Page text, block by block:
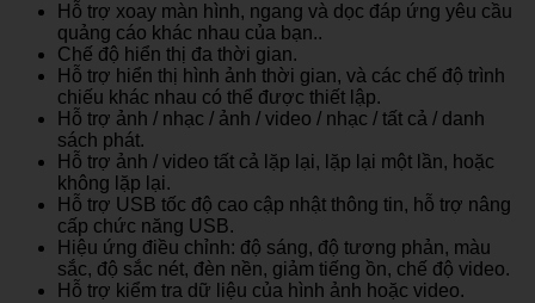
Hỗ trợ xoay màn hình, ngang và dọc đáp ứng yêu cầu
quảng cáo khác nhau của bạn..
Chế độ hiển thị đa thời gian.
Hỗ trợ hiển thị hình ảnh thời gian, và các chế độ trình
chiếu khác nhau có thể được thiết lập.
Hỗ trợ ảnh / nhạc / ảnh / video / nhạc / tất cả / danh
sách phát.
Hỗ trợ ảnh / video tất cả lặp lại, lặp lại một lần, hoặc
không lặp lại.
Hỗ trợ USB tốc độ cao cập nhật thông tin, hỗ trợ nâng
cấp chức năng USB.
Hiệu ứng điều chỉnh: độ sáng, độ tương phản, màu
sắc, độ sắc nét, đèn nền, giảm tiếng ồn, chế độ video.
Hỗ trợ kiểm tra dữ liệu của hình ảnh hoặc video.